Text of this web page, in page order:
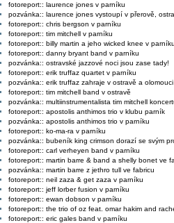
fotoreport:: laurence jones v parníku
pozvánka:: laurence jones vystoupí v přerově,
fotoreport:: chris bergson v parníku
fotoreport:: tim mitchell v parníku
fotoreport:: billy martin a jeho wicked knee v parníku
fotoreport:: danny bryant band v parníku
pozvánka:: ostravské jazzové noci jsou zase tady!
fotoreport:: erik truffaz quartet v parníku
pozvánka:: erik truffaz zahraje v ostravě a olomouci
fotoreport:: tim mitchell band v ostravě
pozvánka:: multiinstrumentalista tim mitchell
fotoreport:: apostolis anthimos trio v klubu parník
pozvánka:: apostolis anthimos trio v parníku
fotoreport:: ko-ma-ra v parníku
pozvánka:: bubeník king crimson dorazí se svým
fotoreport:: carl verheyen band v parníku
fotoreport:: martin barre & band a shelly bonet ve
pozvánka:: martin barre z jethro tull ve fabricu
fotoreport:: neil zaza & get zaza v parníku
fotoreport:: jeff lorber fusion v parníku
fotoreport:: ewan dobson v parníku
fotoreport:: the trio of oz feat. omar hakim and
fotoreport:: eric gales band v parníku